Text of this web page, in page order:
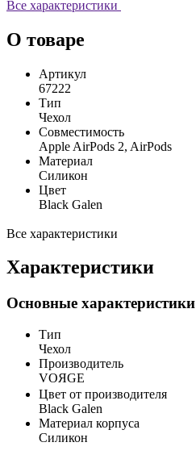
Все характеристики
О товаре
Артикул
67222
Тип
Чехол
Совместимость
Apple AirPods 2, AirPods
Материал
Силикон
Цвет
Black Galen
Все характеристики
Характеристики
Основные характеристики
Тип
Чехол
Производитель
VOЯGE
Цвет от производителя
Black Galen
Материал корпуса
Силикон